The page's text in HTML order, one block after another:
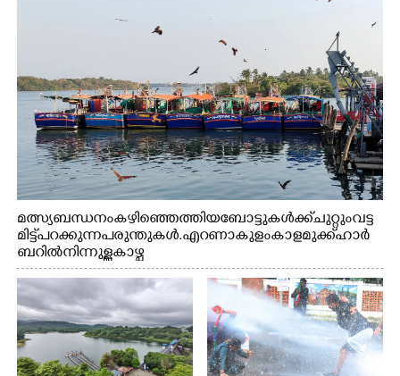
മത്സ്യബന്ധനം കഴിഞ്ഞെത്തിയ ബോട്ടുകൾക്ക് ചുറ്റും വട്ട
മിട്ട് പറക്കുന്ന പരുന്തുകൾ. എറണാകുളം കാളമുക്ക് ഹാർ
ബറിൽ നിന്നുള്ള കാഴ്ച